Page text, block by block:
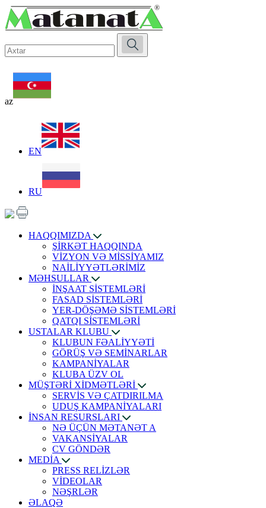
az
EN
RU
HAQQIMIZDA
ŞİRKƏT HAQQINDA
VİZYON VƏ MİSSİYAMIZ
NAİLİYYƏTLƏRİMİZ
MƏHSULLAR
İNŞAAT SİSTEMLƏRİ
FASAD SİSTEMLƏRİ
YER-DÖŞƏMƏ SİSTEMLƏRİ
QATQI SİSTEMLƏRİ
USTALAR KLUBU
KLUBUN FƏALİYYƏTİ
GÖRÜŞ VƏ SEMİNARLAR
KAMPANİYALAR
KLUBA ÜZV OL
MÜŞTƏRİ XİDMƏTLƏRİ
SERVİS VƏ ÇATDIRILMA
UDUŞ KAMPANİYALARI
İNSAN RESURSLARI
NƏ ÜÇÜN MƏTANƏT A
VAKANSİYALAR
CV GÖNDƏR
MEDİA
PRESS RELİZLƏR
VİDEOLAR
NƏŞRLƏR
ƏLAQƏ